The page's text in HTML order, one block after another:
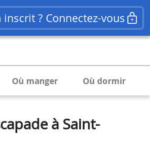
inscrit ? Connectez-vous
Où manger Où dormir
à Saint-